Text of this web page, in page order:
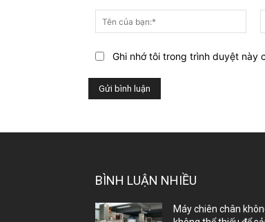
nghĩ
gì
bài
này?
của
Ghi nhớ tôi trong trình duyệt này
BÌNH LUẬN NHIỀU
Máy chiên chân